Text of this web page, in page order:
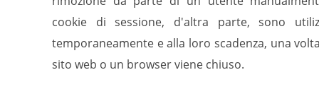
cookie di sessione, d'altra parte, sono
temporaneamente e alla loro scadenza, una
sito web o un browser viene chiuso.